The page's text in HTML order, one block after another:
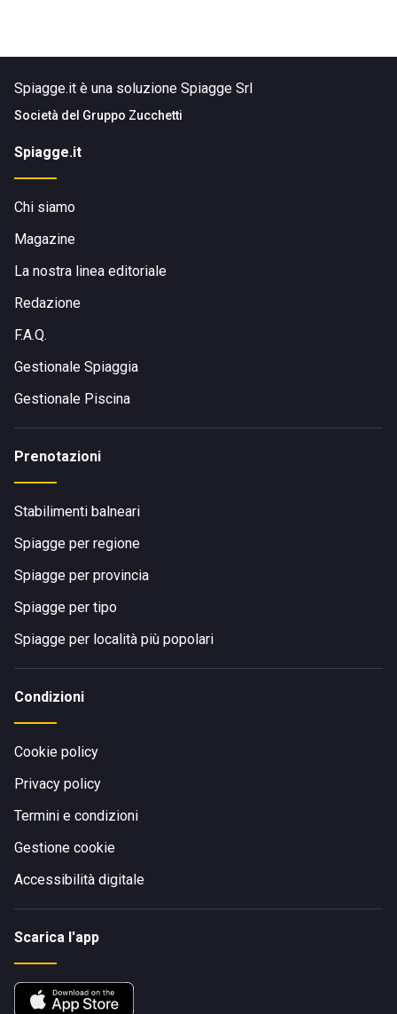
Spiagge.it è una soluzione Spiagge Srl
Società del Gruppo Zucchetti
Spiagge.it
Chi siamo
Magazine
La nostra linea editoriale
Redazione
F.A.Q.
Gestionale Spiaggia
Gestionale Piscina
Prenotazioni
Stabilimenti balneari
Spiagge per regione
Spiagge per provincia
Spiagge per tipo
Spiagge per località più popolari
Condizioni
Cookie policy
Privacy policy
Termini e condizioni
Gestione cookie
Accessibilità digitale
Scarica l'app